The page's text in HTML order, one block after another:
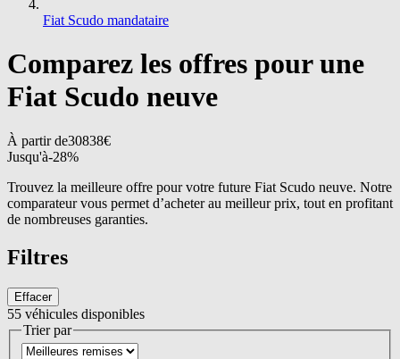
Fiat Scudo mandataire
Comparez les offres pour une
Fiat Scudo neuve
À partir de30838€
Jusqu'à-28%
Trouvez la meilleure offre pour votre future Fiat Scudo neuve. Notre
comparateur vous permet d’acheter au meilleur prix, tout en profitant
de nombreuses garanties.
Filtres
Effacer
55 véhicules disponibles
Trier par